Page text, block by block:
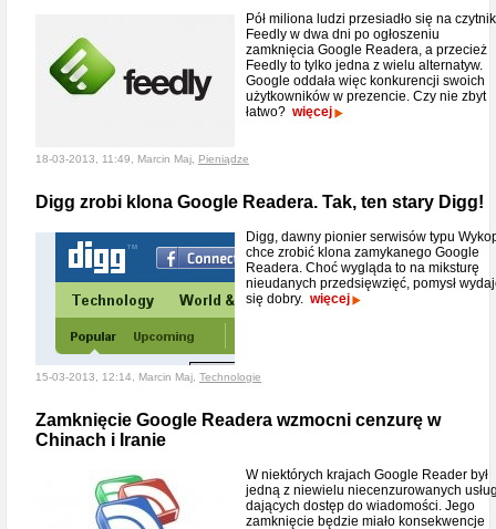
Pół miliona ludzi przesiadło się na czytnik
Feedly w dwa dni po ogłoszeniu
zamknięcia Google Readera, a przecież
Feedly to tylko jedna z wielu alternatyw.
Google oddała więc konkurencji swoich
użytkowników w prezencie. Czy nie zbyt
łatwo? więcej
18-03-2013, 11:49, Marcin Maj, Pieniądze
Digg zrobi klona Google Readera. Tak, ten stary Digg!
Digg, dawny pionier serwisów typu
chce zrobić klona zamykanego Google
Readera. Choć wygląda to na miksturę
nieudanych przedsięwzięć, pomysł
się dobry. więcej
15-03-2013, 12:14, Marcin Maj, Technologie
Zamknięcie Google Readera wzmocni cenzurę w
Chinach i Iranie
W niektórych krajach Google Reader był
jedną z niewielu niecenzurowanych
dających dostęp do wiadomości. Jego
zamknięcie będzie miało konsekwencje